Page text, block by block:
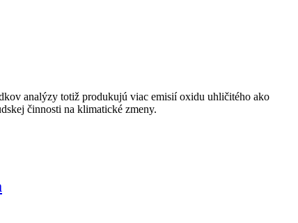
analýzy totiž produkujú viac emisií oxidu uhličitého ako
činnosti na klimatické zmeny.